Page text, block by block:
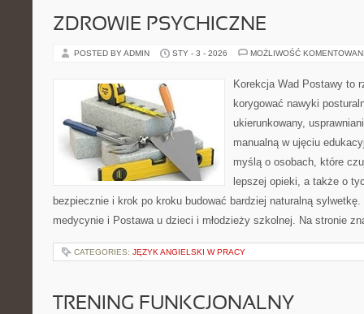
ZDROWIE PSYCHICZNE
POSTED BY ADMIN STY - 3 - 2026 MOŻLIWOŚĆ
Korekcja Wad Postawy to
korygować nawyki
ukierunkowany,
manualną w ujęciu
myślą o osobach, które
lepszej opieki, a także o
bezpiecznie i krok po kroku budować bardziej naturalną
medycynie i Postawa u dzieci i młodzieży szkolnej. Na stronie
CATEGORIES: JĘZYK ANGIELSKI W PRACY
TRENING FUNKCJONALNY